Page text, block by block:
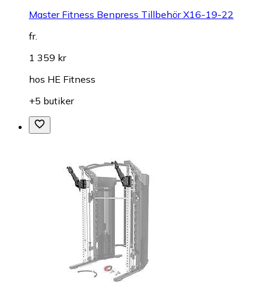
Master Fitness Benpress Tillbehör X16-19-22
fr.
1 359 kr
hos HE Fitness
+5 butiker